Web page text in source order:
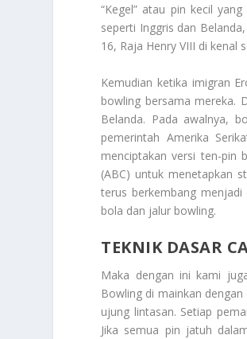
“Kegel” atau pin kecil
seperti Inggris dan
16, Raja Henry VIII di kenal
Kemudian ketika imigran
bowling bersama mereka.
Belanda. Pada awalnya,
pemerintah Amerika
menciptakan versi ten-pin
(ABC) untuk menetapkan
terus berkembang
bola dan jalur bowling.
TEKNIK DASAR
Maka dengan ini kami
Bowling di mainkan
ujung lintasan. Setiap
Jika semua pin jatuh